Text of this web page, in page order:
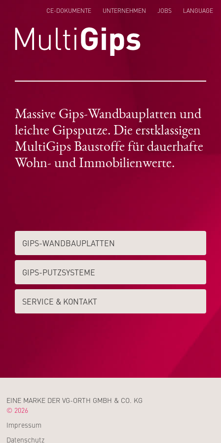
CE-DOKUMENTE UNTERNEHMEN JOBS
LANGUAGE
Massive Gips-Wandbauplatten und
leichte Gipsputze. Die erstklassigen
MultiGips Baustoffe für dauerhafte
Wohn- und Immobilienwerte.
GIPS-WAND­­BAUPLATTEN
GIPS-PUTZSYSTEME
SERVICE & KONTAKT
EINE MARKE DER VG-ORTH GMBH & CO. KG
© 2026
Impressum
Datenschutz